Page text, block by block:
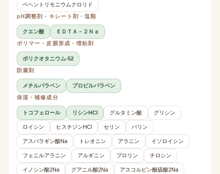
ベヘントリモニウムクロリド
pH調整剤・キレート剤・塩類
クエン酸
ＥＤＴＡ－２Ｎａ
ポリマー・皮膜形成・増粘剤
ポリクオタニウム-52
防腐剤
メチルパラベン
プロピルパラベン
保湿・補修成分
トコフェロール リシンHCl グルタミン酸 グリシン
ロイシン ヒスチジンHCl セリン バリン
アスパラギン酸Na トレオニン アラニン イソロイシン
フェニルアラニン アルギニン プロリン チロシン
イノシン酸2Na グアニル酸2Na アスコルビン酸硫酸2Na